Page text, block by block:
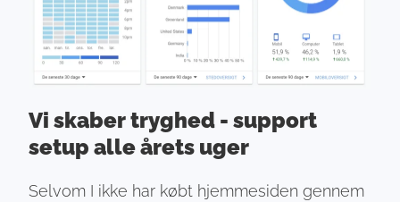
Vi skaber tryghed - support
setup alle årets uger
Selvom I ikke har købt hjemmesiden gennem